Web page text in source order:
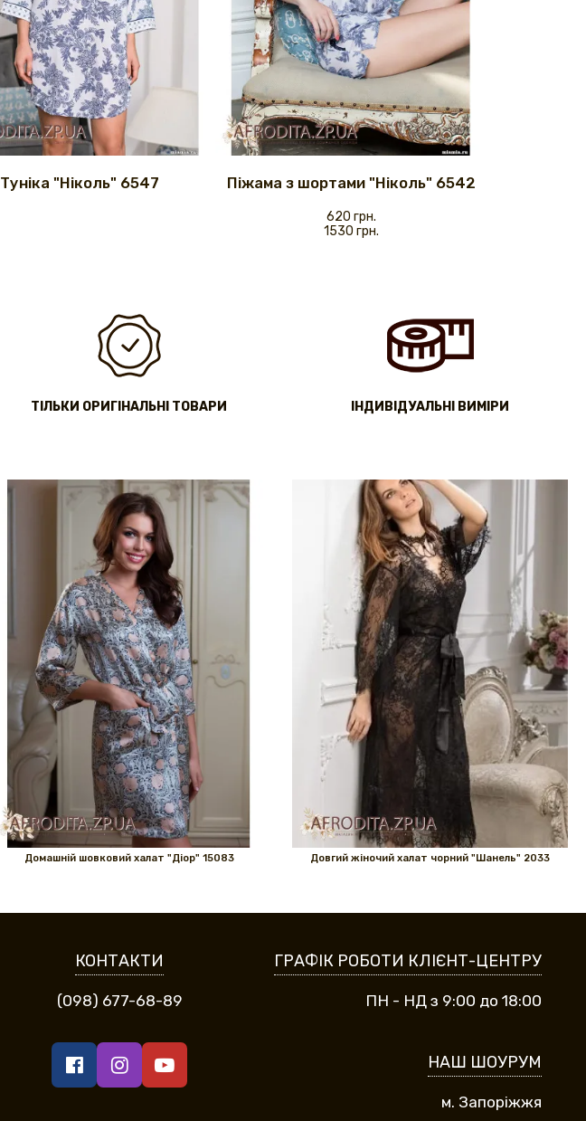
Туніка "Ніколь" 6547 Піжама з шортами "Ніколь" 6542
620 грн.
1530 грн.
ТІЛЬКИ ОРИГІНАЛЬНІ ТОВАРИ IНДИВІДУАЛЬНІ ВИМІРИ
Домашній шовковий халат "Діор" 15083 Довгий жіночий халат чорний "Шанель" 2033
КОНТАКТИ
(098) 677-68-89
ГРАФІК РОБОТИ КЛІЄНТ-ЦЕНТРУ
ПН - НД з 9:00 до 18:00
НАШ ШОУРУМ
м. Запоріжжя